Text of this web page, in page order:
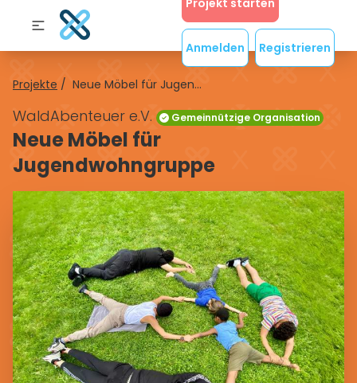
Projekt starten
Anmelden Registrieren
Projekte / Neue Möbel für Jugen...
WaldAbenteuer e.V. Gemeinnützige Organisation
Neue Möbel für
Jugendwohngruppe